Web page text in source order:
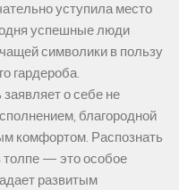
уступила место
успешные люди
символики в пользу
гардероба.
о себе не
благородной
комфортом. Распознать
— это особое
развитым